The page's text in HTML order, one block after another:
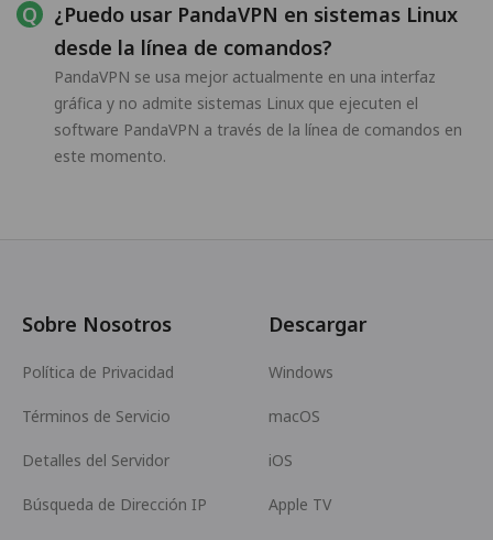
¿Puedo usar PandaVPN en sistemas Linux
desde la línea de comandos?
PandaVPN se usa mejor actualmente en una interfaz
gráfica y no admite sistemas Linux que ejecuten el
software PandaVPN a través de la línea de comandos en
este momento.
Sobre Nosotros
Política de Privacidad
Términos de Servicio
Detalles del Servidor
Búsqueda de Dirección IP
Descargar
Windows
macOS
iOS
Apple TV